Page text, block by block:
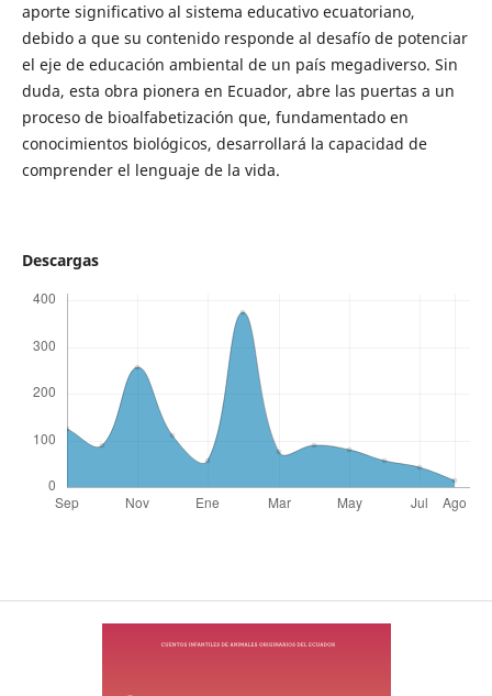
aporte significativo al sistema educativo ecuatoriano,
debido a que su contenido responde al desafío de potenciar
el eje de educación ambiental de un país megadiverso. Sin
duda, esta obra pionera en Ecuador, abre las puertas a un
proceso de bioalfabetización que, fundamentado en
conocimientos biológicos, desarrollará la capacidad de
comprender el lenguaje de la vida.
Descargas